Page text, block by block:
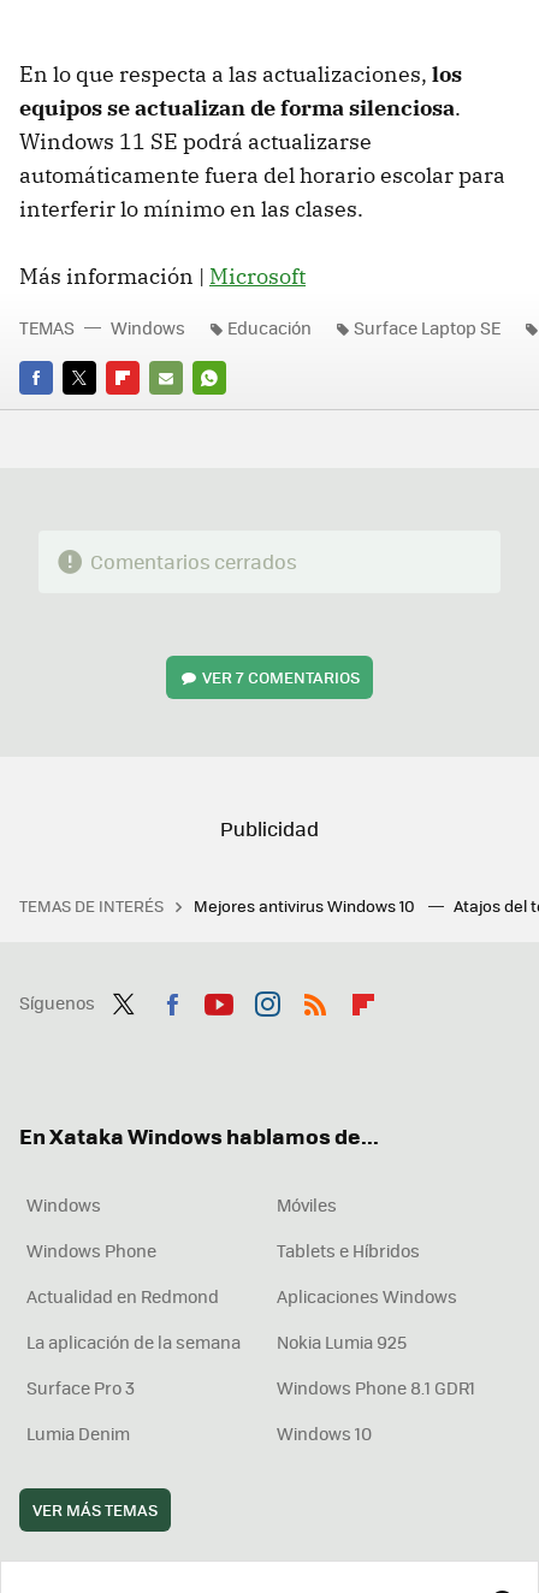
En lo que respecta a las actualizaciones, los
equipos se actualizan de forma silenciosa.
Windows 11 SE podrá actualizarse
automáticamente fuera del horario escolar para
interferir lo mínimo en las clases.
Más información | Microsoft
FACEBOOK
TWITTERFLIPBOARD
E-
WHATSAPP
TEMAS Windows Educación Surface Laptop SE
Comentarios cerrados
VER7 COMENTARIOS
TEMAS DE INTERÉS Mejores antivirus Windows 10 Atajos del
Síguenos
En Xataka Windows hablamos de...
Windows
Móviles
Windows Phone
Tablets e Híbridos
Actualidad en Redmond
Aplicaciones Windows
La aplicación de la semana
Nokia Lumia 925
Surface Pro 3
Windows Phone 8.1 GDR1
Lumia Denim
Windows 10
VER MÁS TEMAS